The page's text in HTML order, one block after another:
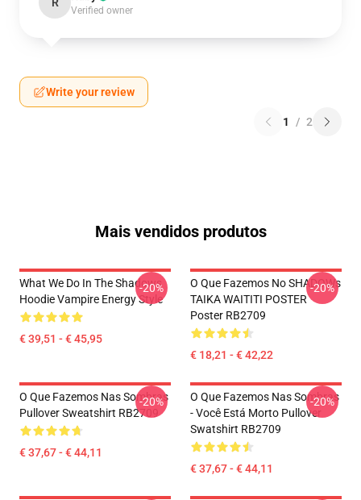
Verified owner
Write your review
1 / 2
Mais vendidos produtos
What We Do In The Shadows
Hoodie Vampire Energy Style
€ 39,51 - € 45,95
-20%
O Que Fazemos No SHADOWs
TAIKA WAITITI POSTER
Poster RB2709
€ 18,21 - € 42,22
-20%
O Que Fazemos Nas Sombras
Pullover Sweatshirt RB2709
€ 37,67 - € 44,11
-20%
O Que Fazemos Nas Sombras
- Você Está Morto Pullover
Swatshirt RB2709
€ 37,67 - € 44,11
-20%